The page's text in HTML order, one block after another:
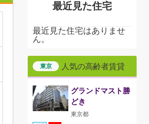
最近見た住宅
最近見た住宅はありませ
ん。
東京 人気の高齢者賃貸
グランドマスト勝
どき
東京都